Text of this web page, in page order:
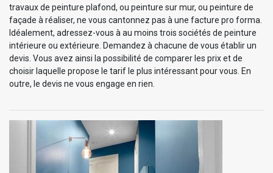
travaux de peinture plafond, ou peinture sur mur, ou peinture de
façade à réaliser, ne vous cantonnez pas à une facture pro forma.
Idéalement, adressez-vous à au moins trois sociétés de peinture
intérieure ou extérieure. Demandez à chacune de vous établir un
devis. Vous avez ainsi la possibilité de comparer les prix et de
choisir laquelle propose le tarif le plus intéressant pour vous. En
outre, le devis ne vous engage en rien.